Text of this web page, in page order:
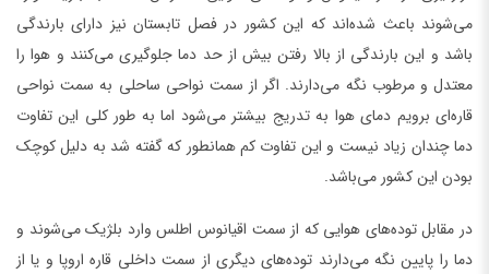
می‌شوند باعث شده‌اند که این کشور در فصل تابستان نیز دارای بارندگی
باشد و این بارندگی از بالا رفتن بیش از حد دما جلوگیری می‌کنند و هوا را
معتدل و مرطوب نگه می‌دارند. اگر از سمت نواحی ساحلی به سمت نواحی
قاره‌ای برویم دمای هوا به تدریج بیشتر می‌شود اما به طور کلی این تفاوت
دما چندان زیاد نیست و این تفاوت کم همانطور که گفته شد به دلیل کوچک
بودن این کشور می‌باشد.
در مقابل توده‌های هوایی که از سمت اقیانوس اطلس وارد بلژیک می‌شوند و
دما را پایین نگه می‌دارند توده‌های دیگری از سمت داخلی قاره اروپا و یا از